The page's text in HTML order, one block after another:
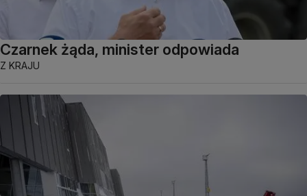
Czarnek żąda, minister odpowiada
Z KRAJU